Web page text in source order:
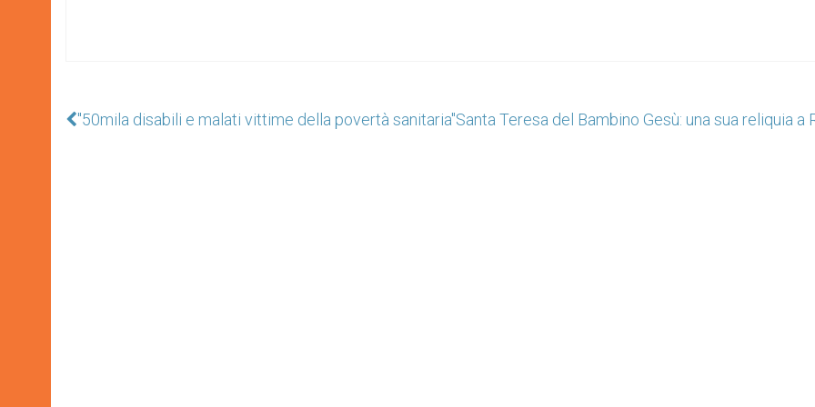
"50mila disabili e malati vittime della povertà sanitaria"Santa Teresa del Bambino Gesù: una sua reliquia a